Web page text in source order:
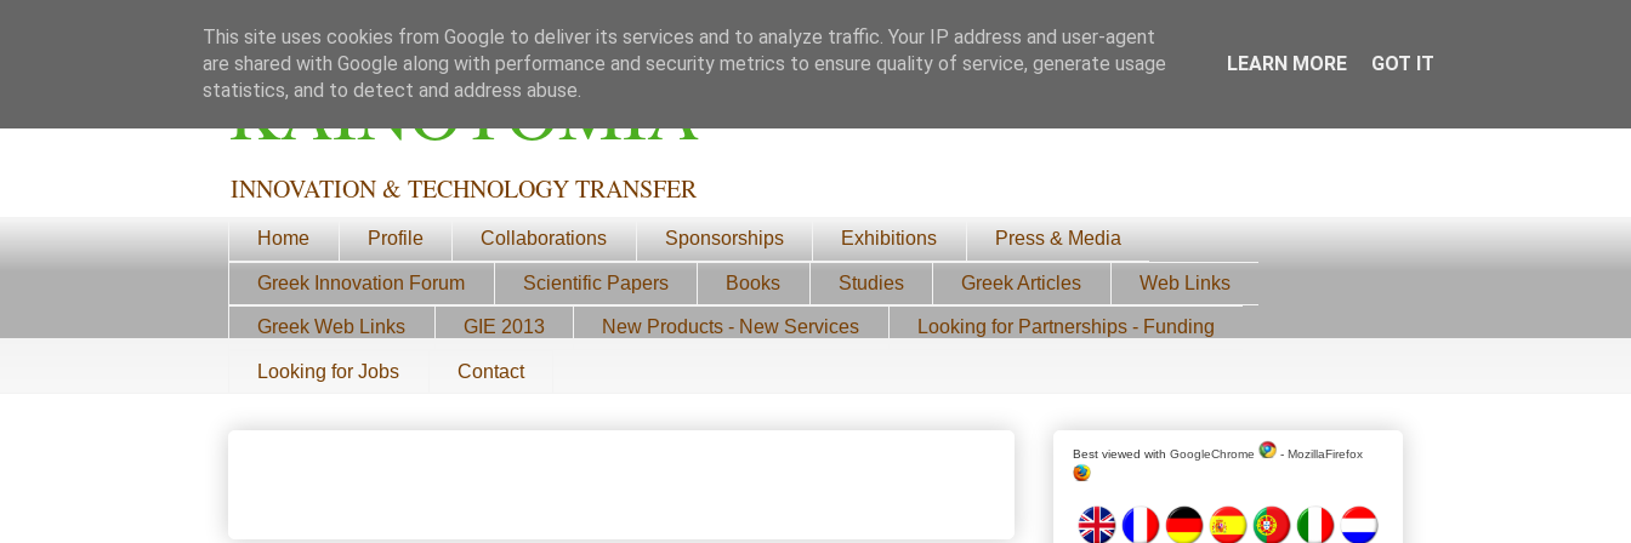
ΚΑΙΝΟΤΟΜΙΑ
INNOVATION & TECHNOLOGY TRANSFER
Home Profile Collaborations Sponsorships Exhibitions Press & Media
Greek Innovation Forum Scientific Papers Books Studies Greek Articles Web Links
Greek Web Links GIE 2013 New Products - New Services Looking for Partnerships - Funding
Looking for Jobs Contact
Best viewed with GoogleChrome - MozillaFirefox
This site uses cookies from Google to deliver its services and to analyze traffic. Your IP address and user-agent
are shared with Google along with performance and security metrics to ensure quality of service, generate usage
statistics, and to detect and address abuse.
LEARN MORE GOT IT